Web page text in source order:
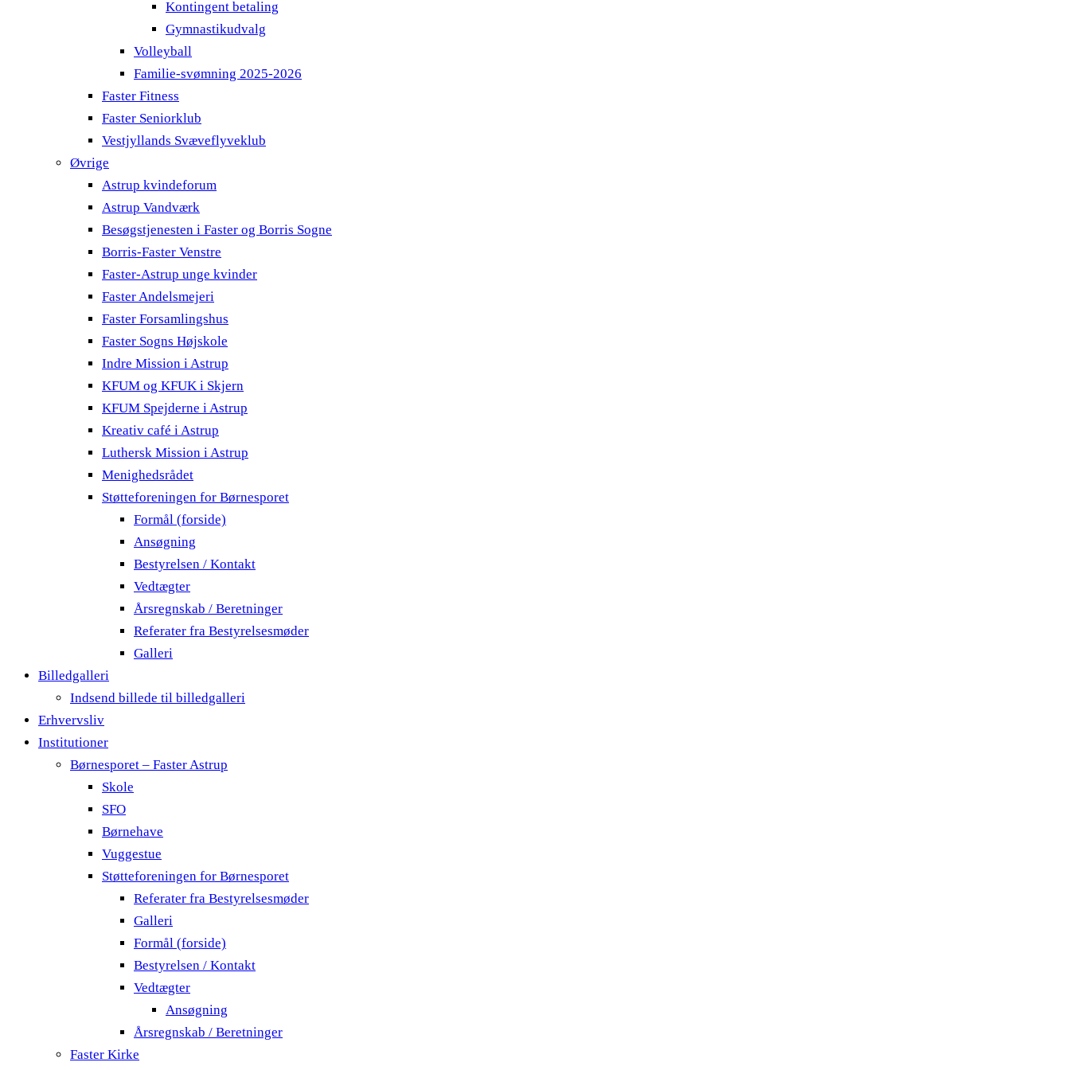
Kontingent betaling
Gymnastikudvalg
Volleyball
Familie-svømning 2025-2026
Faster Fitness
Faster Seniorklub
Vestjyllands Svæveflyveklub
Øvrige
Astrup kvindeforum
Astrup Vandværk
Besøgstjenesten i Faster og Borris Sogne
Borris-Faster Venstre
Faster-Astrup unge kvinder
Faster Andelsmejeri
Faster Forsamlingshus
Faster Sogns Højskole
Indre Mission i Astrup
KFUM og KFUK i Skjern
KFUM Spejderne i Astrup
Kreativ café i Astrup
Luthersk Mission i Astrup
Menighedsrådet
Støtteforeningen for Børnesporet
Formål (forside)
Ansøgning
Bestyrelsen / Kontakt
Vedtægter
Årsregnskab / Beretninger
Referater fra Bestyrelsesmøder
Galleri
Billedgalleri
Indsend billede til billedgalleri
Erhvervsliv
Institutioner
Børnesporet – Faster Astrup
Skole
SFO
Børnehave
Vuggestue
Støtteforeningen for Børnesporet
Referater fra Bestyrelsesmøder
Galleri
Formål (forside)
Bestyrelsen / Kontakt
Vedtægter
Ansøgning
Årsregnskab / Beretninger
Faster Kirke